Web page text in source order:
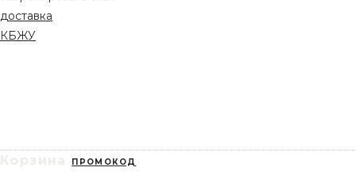
доставка
КБЖУ
Корзина ПРОМОКОД